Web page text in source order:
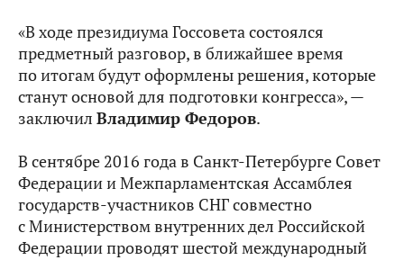
«В ходе президиума Госсовета состоялся
предметный разговор, в ближайшее время
по итогам будут оформлены решения, которые
станут основой для подготовки конгресса», —
заключил Владимир Федоров.
В сентябре 2016 года в Санкт-Петербурге Совет
Федерации и Межпарламентская Ассамблея
государств-участников СНГ совместно
с Министерством внутренних дел Российской
Федерации проводят шестой международный